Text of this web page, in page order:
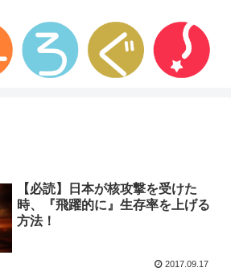
【必読】日本が核攻撃を受けた
時、『飛躍的に』生存率を上げる
方法！
2017.09.17